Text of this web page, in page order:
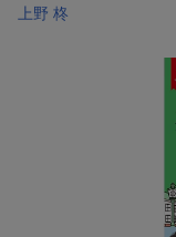
上野 柊